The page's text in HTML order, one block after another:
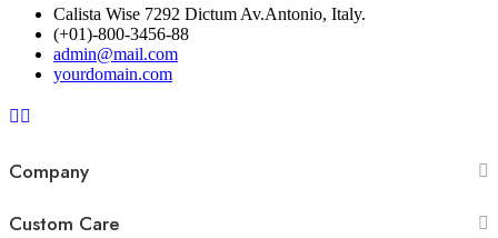
Calista Wise 7292 Dictum Av.Antonio, Italy.
(+01)-800-3456-88
admin@mail.com
yourdomain.com
Company
Custom Care